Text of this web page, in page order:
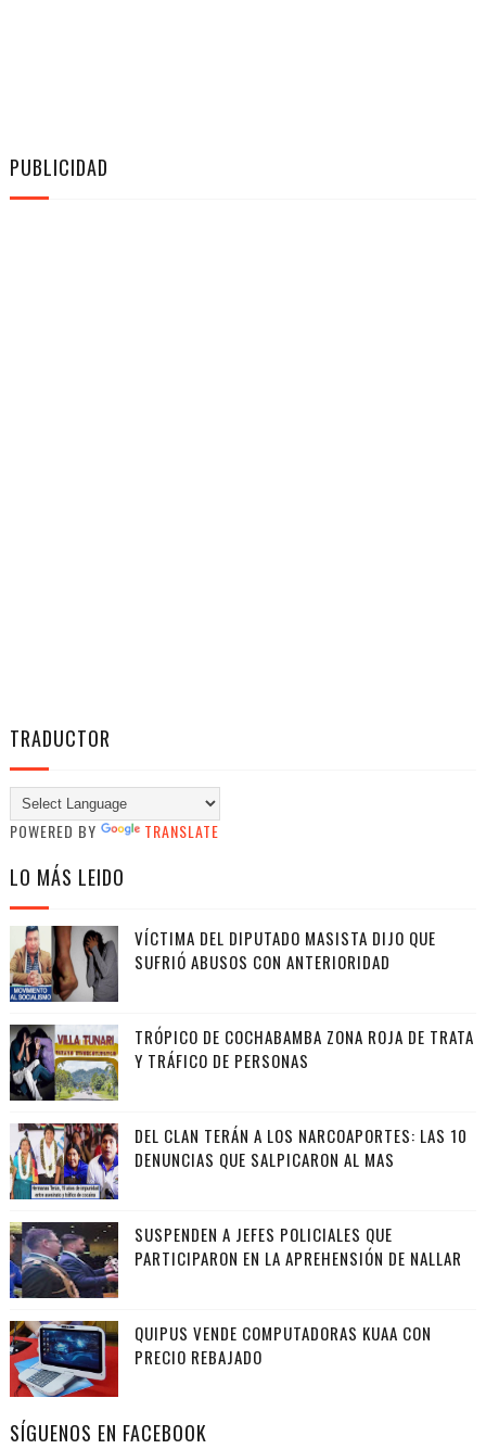
PUBLICIDAD
TRADUCTOR
POWERED BY TRANSLATE
LO MÁS LEIDO
VÍCTIMA DEL DIPUTADO MASISTA DIJO QUE
SUFRIÓ ABUSOS CON ANTERIORIDAD
TRÓPICO DE COCHABAMBA ZONA ROJA DE TRATA
Y TRÁFICO DE PERSONAS
DEL CLAN TERÁN A LOS NARCOAPORTES: LAS 10
DENUNCIAS QUE SALPICARON AL MAS
SUSPENDEN A JEFES POLICIALES QUE
PARTICIPARON EN LA APREHENSIÓN DE NALLAR
QUIPUS VENDE COMPUTADORAS KUAA CON
PRECIO REBAJADO
SÍGUENOS EN FACEBOOK